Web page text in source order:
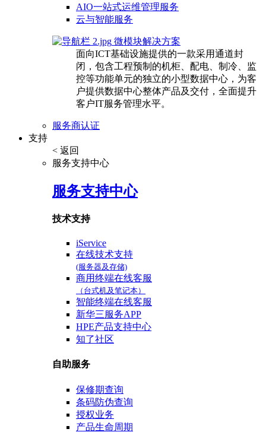
AIO一站式运维管理服务
云与智能服务
微模块解决方案
面向ICT基础设施提供的一款采用通道封
闭，包含工程预制的机柜、配电、制冷、监
控等功能单元的独立的小型数据中心，为客
户提供数据中心整体产品及交付，全面提升
客户IT服务管理水平。
服务商认证
支持
< 返回
服务支持中心
服务支持中心
技术支持
iService
在线技术支持
(服务器及存储)
商用终端在线客服
（台式机及笔记本）
智能终端在线客服
新华三服务APP
HPE产品支持中心
知了社区
自助服务
保修期查询
条码防伪查询
授权业务
产品生命周期